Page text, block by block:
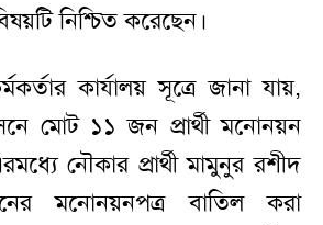
নিশ্চিত করেছেন।
কার্যালয় সূত্রে জানা যায়,
মোট ১১ জন প্রার্থী মনোনয়ন
নৌকার প্রার্থী মামুনুর রশীদ
মনোনয়নপত্র বাতিল করা